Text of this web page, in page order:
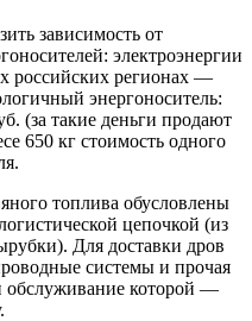
зависимость от
электроэнергии
российских регионах —
энергоноситель:
(за такие деньги продают
650 кг стоимость одного
топлива обусловлены
цепочкой (из
Для доставки дров
системы и прочая
обслуживание которой —